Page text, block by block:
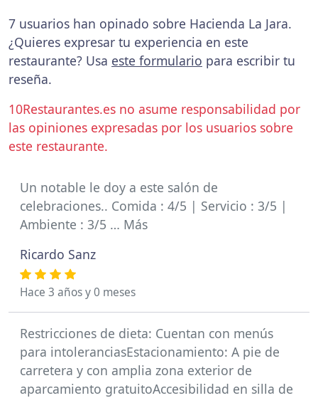
7 usuarios han opinado sobre Hacienda La Jara.
¿Quieres expresar tu experiencia en este
restaurante? Usa este formulario para escribir tu
reseña.
10Restaurantes.es no asume responsabilidad por
las opiniones expresadas por los usuarios sobre
este restaurante.
Un notable le doy a este salón de
celebraciones.. Comida : 4/5 | Servicio : 3/5 |
Ambiente : 3/5 … Más
Ricardo Sanz
Hace 3 años y 0 meses
Restricciones de dieta: Cuentan con menús
para intoleranciasEstacionamiento: A pie de
carretera y con amplia zona exterior de
aparcamiento gratuitoAccesibilidad en silla de